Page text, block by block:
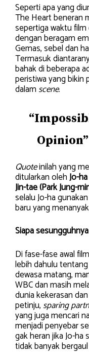
Seperti apa yang
The Heart beneran
sepertiga waktu
dengan beragam
Gemas, sebel dan
Termasuk
bahak di beberapa
peristiwa yang
dalam scene.
Quoteinilah yang
ditularkan olehJo-
Jin-tae (Park Jung-
selalu Jo-ha
baru yang
Siapa
Di fase-fase awal
lebih dahulu
dewasa matang,
WBC dan masih
dunia kekerasan
petinju, sparing
yang juga mencari
menjadi penyebar
gak heran jika Jo-ha
tidak banyak